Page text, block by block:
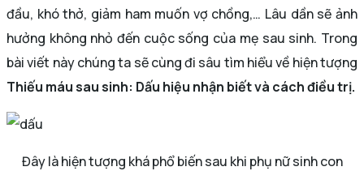
đầu, khó thở, giảm ham muốn vợ chồng,… Lâu dần sẽ ảnh
hưởng không nhỏ đến cuộc sống của mẹ sau sinh. Trong
bài viết này chúng ta sẽ cùng đi sâu tìm hiểu về hiện tượng
Thiếu máu sau sinh: Dấu hiệu nhận biết và cách điều trị.
Đây là hiện tượng khá phổ biến sau khi phụ nữ sinh con